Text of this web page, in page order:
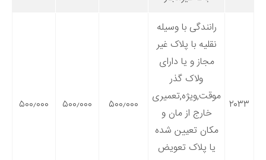
۲۰۳۳
رانندگی با وسیله
نقلیه با پلاک غیر
مجاز و یا دارای
ولاک گذر
موقت,ویژه,تعمیری
خارج از مان و
مکان تعیین شده
یا پلاک تعویض
۵۰۰٫۰۰۰ ۵۰۰٫۰۰۰ ۵۰۰٫۰۰۰